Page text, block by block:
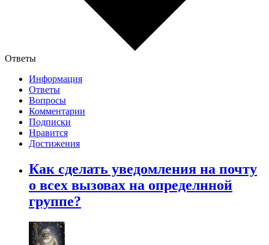
Ответы
Информация
Ответы
Вопросы
Комментарии
Подписки
Нравится
Достижения
Как сделать уведомления на почту
о всех вызовах на определнной
группе?